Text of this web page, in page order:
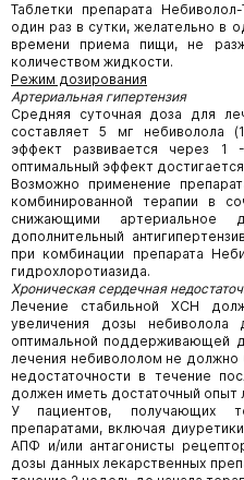
Таблетки препарата
один раз в сутки, желательно в
времени приема пищи, не
количеством жидкости.
Режим дозирования
Артериальная гипертензия
Средняя суточная доза для
составляет 5 мг небиволола
эффект развивается через
оптимальный эффект
Возможно применение
комбинированной терапии в
снижающими
дополнительный
при комбинации препарата
гидрохлоротиазида.
Хроническая сердечная
Лечение стабильной ХСН
увеличения дозы небиволола
оптимальной поддерживающей
лечения небивололом не
недостаточности в течение
должен иметь достаточный опыт
У пациентов, получающих
препаратами, включая
АПФ и/или антагонисты
дозы данных лекарственных